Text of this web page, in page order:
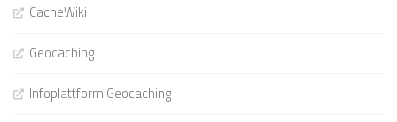
CacheWiki
Geocaching
Infoplattform Geocaching